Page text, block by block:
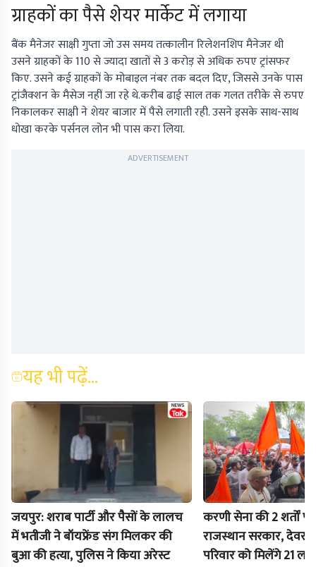
ग्राहकों का पैसे शेयर मार्केट में लगाया
बैंक मैनेजर साक्षी गुप्ता जो उस समय तत्कालीन रिलेशनशिप मैनेजर थी
उसने ग्राहकों के 110 से ज्यादा खातों से 3 करोड़ से अधिक रुपए ट्रांसफर
किए. उसने कई ग्राहकों के मोबाइल नंबर तक बदल दिए, जिससे उनके पास
ट्रांजैक्शन के मैसेज नहीं जा रहे थे.करीब ढाई साल तक गलत तरीके से रुपए
निकालकर साक्षी ने शेयर बाजार में पैसे लगाती रही. उसने इसके साथ-साथ
धोखा करके पर्सनल लोन भी पास करा लिया.
ADVERTISEMENT
यह भी पढ़ें...
जयपुर: शराब पार्टी और पैसों के लालच
में भतीजी ने बॉयफ्रेंड संग मिलकर की
बुआ की हत्या, पुलिस ने किया अरेस्ट
करणी सेना की 2 शर्तों
राजस्थान सरकार,
परिवार को मिलेंगे 21